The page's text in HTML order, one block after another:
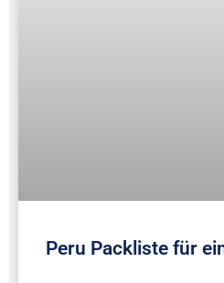
Peru Packliste für